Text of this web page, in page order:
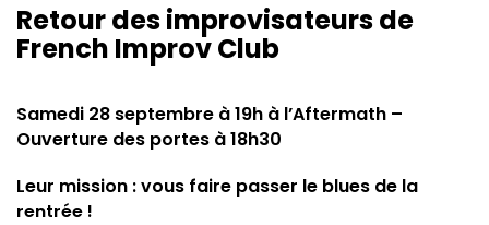
Retour des improvisateurs de
French Improv Club
Samedi 28 septembre à 19h à l’Aftermath –
Ouverture des portes à 18h30
Leur mission : vous faire passer le blues de la
rentrée !